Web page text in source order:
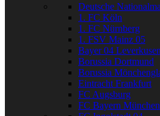
Deutsche
1. FC Köln
1. FC Nürnberg
1. FSV Mainz 05
Bayer 04 Leverkusen
Borussia Dortmund
Borussia
Eintracht Frankfurt
FC Augsburg
FC Bayern München